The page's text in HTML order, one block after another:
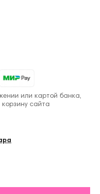
или картой банка,
сайта